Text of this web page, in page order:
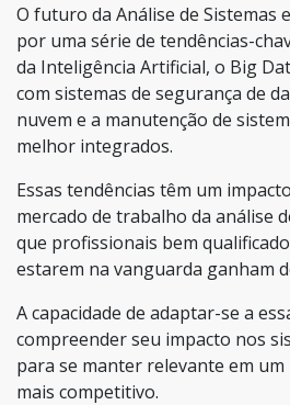
O futuro da Análise de Sistemas
por uma série de tendências-
da Inteligência Artificial, o Big
com sistemas de segurança de
nuvem e a manutenção de
melhor integrados.
Essas tendências têm um
mercado de trabalho da análise
que profissionais bem
estarem na vanguarda ganham
A capacidade de adaptar-se a
compreender seu impacto nos
para se manter relevante em um
mais competitivo.